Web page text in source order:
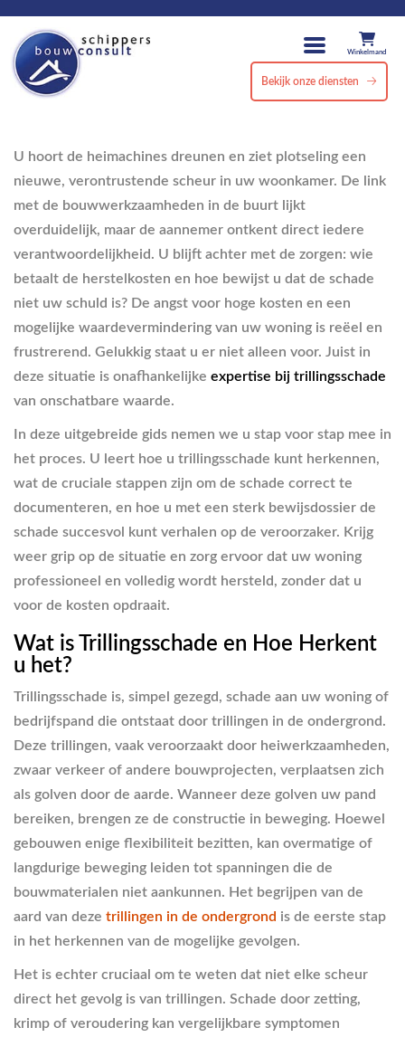
Winkelmand
Bekijk onze diensten
U hoort de heimachines dreunen en ziet plotseling een
nieuwe, verontrustende scheur in uw woonkamer. De link
met de bouwwerkzaamheden in de buurt lijkt
overduidelijk, maar de aannemer ontkent direct iedere
verantwoordelijkheid. U blijft achter met de zorgen: wie
betaalt de herstelkosten en hoe bewijst u dat de schade
niet uw schuld is? De angst voor hoge kosten en een
mogelijke waardevermindering van uw woning is reëel en
frustrerend. Gelukkig staat u er niet alleen voor. Juist in
deze situatie is onafhankelijke expertise bij trillingsschade
van onschatbare waarde.
In deze uitgebreide gids nemen we u stap voor stap mee in
het proces. U leert hoe u trillingsschade kunt herkennen,
wat de cruciale stappen zijn om de schade correct te
documenteren, en hoe u met een sterk bewijsdossier de
schade succesvol kunt verhalen op de veroorzaker. Krijg
weer grip op de situatie en zorg ervoor dat uw woning
professioneel en volledig wordt hersteld, zonder dat u
voor de kosten opdraait.
Wat is Trillingsschade en Hoe Herkent
u het?
Trillingsschade is, simpel gezegd, schade aan uw woning of
bedrijfspand die ontstaat door trillingen in de ondergrond.
Deze trillingen, vaak veroorzaakt door heiwerkzaamheden,
zwaar verkeer of andere bouwprojecten, verplaatsen zich
als golven door de aarde. Wanneer deze golven uw pand
bereiken, brengen ze de constructie in beweging. Hoewel
gebouwen enige flexibiliteit bezitten, kan overmatige of
langdurige beweging leiden tot spanningen die de
bouwmaterialen niet aankunnen. Het begrijpen van de
aard van deze trillingen in de ondergrond is de eerste stap
in het herkennen van de mogelijke gevolgen.
Het is echter cruciaal om te weten dat niet elke scheur
direct het gevolg is van trillingen. Schade door zetting,
krimp of veroudering kan vergelijkbare symptomen